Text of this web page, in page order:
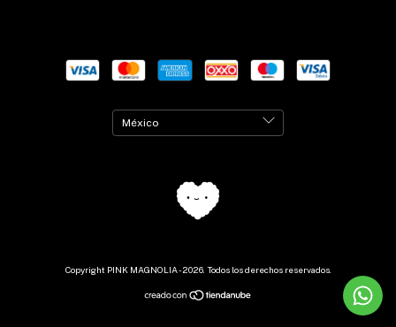
Copyright PINK MAGNOLIA - 2026. Todos los derechos reservados.